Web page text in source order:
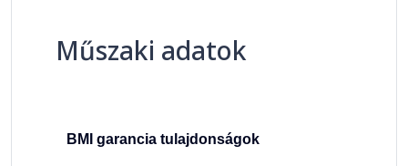
Műszaki adatok
BMI garancia tulajdonságok